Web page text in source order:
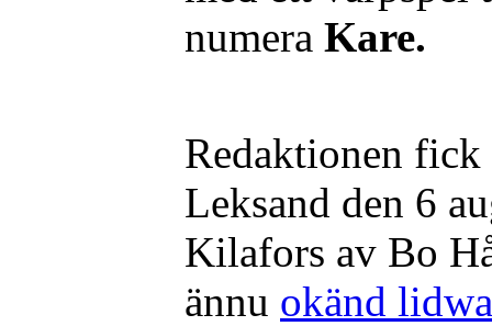
numera Kare.
Redaktionen
Leksand den 6
Kilafors av Bo
ännu okänd